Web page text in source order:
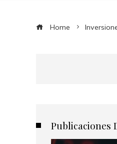
Home
Publicaciones